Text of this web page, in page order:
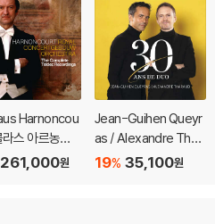
디스크도 재생이 불가능한 경우가 있
드립니다.
않은 경우가 있으며, 상품의 불량이 아
고객센터에 문의 바랍니다.
Harnoncou
스 아르농쿠
텔덱 녹음 전집
261,000원
Jean-Guihen Queyr
as / Alexandre Thar
aud (장-기엔 케라스 /
35,100원
19%